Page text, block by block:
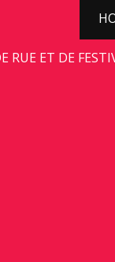
RUE ET DE
ROCKS!